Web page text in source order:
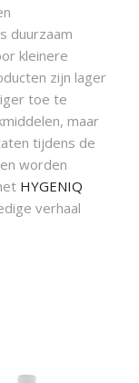
duurzaam
kleinere
zijn lager
toe te
maar
tijdens de
worden
HYGENIQ
verhaal